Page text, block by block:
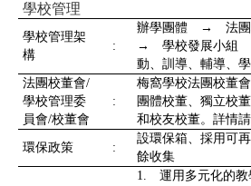
學校管理
學校管理架
構
:
辦學團體 → 法
→ 學校發展小組
動、訓導、輔導
法團校董會/
學校管理委
員會/校董會
:
梅窩學校法團校董
團體校董、獨立校
和校友校董。詳情
環保政策 :
設環保箱、採用可
餘收集
1. 運用多元化的教